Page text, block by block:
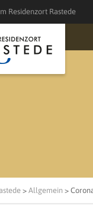
Residenzort Rastede
> Allgemein >